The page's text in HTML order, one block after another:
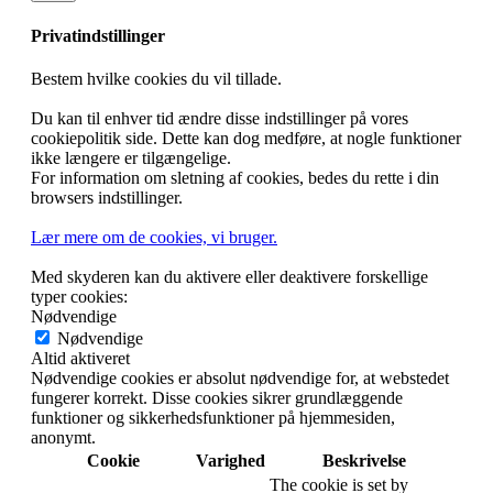
Privatindstillinger
Bestem hvilke cookies du vil tillade.
Du kan til enhver tid ændre disse indstillinger på vores
cookiepolitik side. Dette kan dog medføre, at nogle funktioner
ikke længere er tilgængelige.
For information om sletning af cookies, bedes du rette i din
browsers indstillinger.
Lær mere om de cookies, vi bruger.
Med skyderen kan du aktivere eller deaktivere forskellige
typer cookies:
Nødvendige
Nødvendige
Altid aktiveret
Nødvendige cookies er absolut nødvendige for, at webstedet
fungerer korrekt. Disse cookies sikrer grundlæggende
funktioner og sikkerhedsfunktioner på hjemmesiden,
anonymt.
Cookie
Varighed
Beskrivelse
The cookie is set by